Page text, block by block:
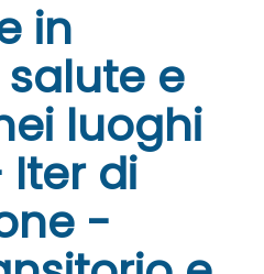
in
e
luoghi
Iter di
-